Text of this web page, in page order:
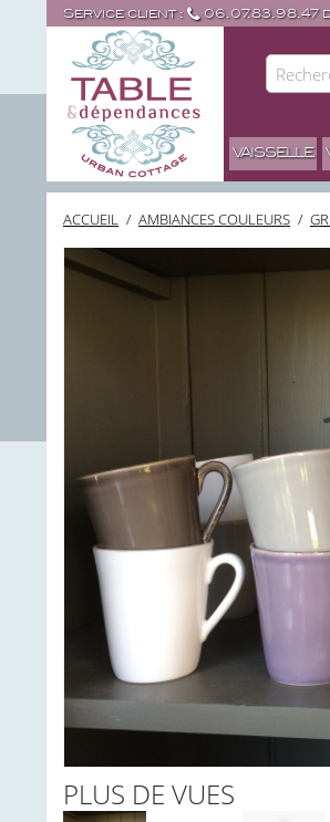
Service client : 06.07.83.98.47
VAISSELLE
ACCUEIL / AMBIANCES COULEURS /
PLUS DE VUES